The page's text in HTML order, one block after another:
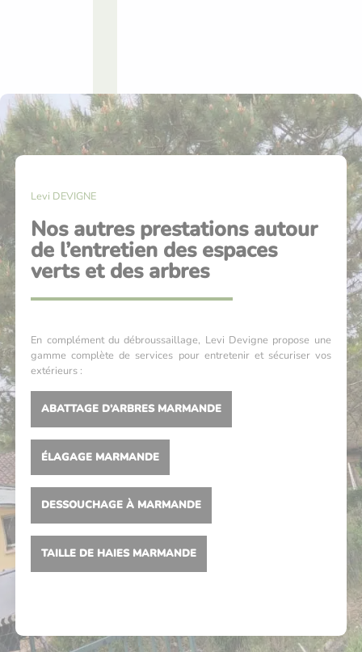
Levi DEVIGNE
Nos autres prestations autour
de l’entretien des espaces
verts et des arbres
En complément du débroussaillage, Levi Devigne propose une
gamme complète de services pour entretenir et sécuriser vos
extérieurs :
ABATTAGE D’ARBRES MARMANDE
ÉLAGAGE MARMANDE
DESSOUCHAGE À MARMANDE
TAILLE DE HAIES MARMANDE